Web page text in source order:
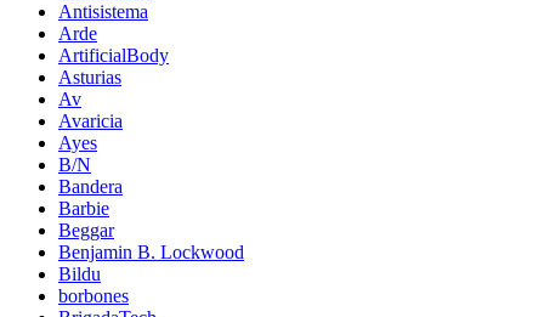
Antisistema
Arde
ArtificialBody
Asturias
Av
Avaricia
Ayes
B/N
Bandera
Barbie
Beggar
Benjamin B. Lockwood
Bildu
borbones